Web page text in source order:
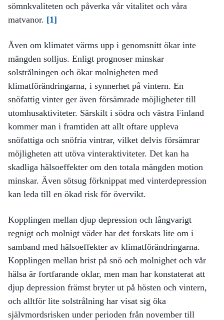
sömnkvaliteten och påverka vår vitalitet och våra
matvanor. [1]
Även om klimatet värms upp i genomsnitt ökar inte
mängden solljus. Enligt prognoser minskar
solstrålningen och ökar molnigheten med
klimatförändringarna, i synnerhet på vintern. En
snöfattig vinter ger även försämrade möjligheter till
utomhusaktiviteter. Särskilt i södra och västra Finland
kommer man i framtiden att allt oftare uppleva
snöfattiga och snöfria vintrar, vilket delvis försämrar
möjligheten att utöva vinteraktiviteter. Det kan ha
skadliga hälsoeffekter om den totala mängden motion
minskar. Även sötsug förknippat med vinterdepression
kan leda till en ökad risk för övervikt.
Kopplingen mellan djup depression och långvarigt
regnigt och molnigt väder har det forskats lite om i
samband med hälsoeffekter av klimatförändringarna.
Kopplingen mellan brist på snö och molnighet och vår
hälsa är fortfarande oklar, men man har konstaterat att
djup depression främst bryter ut på hösten och vintern,
och alltför lite solstrålning har visat sig öka
självmordsrisken under perioden från november till